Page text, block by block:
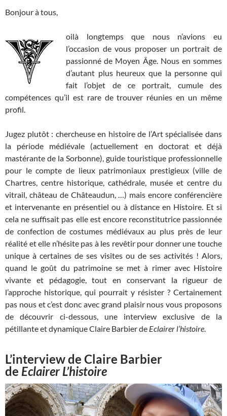
Bonjour à tous,
oilà longtemps que nous n’avions eu
l’occasion de vous proposer un portrait de
passionné de Moyen Âge. Nous en sommes
d’autant plus heureux que la personne qui
fait l’objet de ce portrait, cumule des
compétences qu’il est rare de trouver réunies en un même
profil.
Jugez plutôt : chercheuse en histoire de l’Art spécialisée dans
la période médiévale (actuellement en doctorat et déjà
mastérante de la Sorbonne), guide touristique professionnelle
pour le compte de lieux patrimoniaux prestigieux (ville de
Chartres, centre historique, cathédrale, musée et centre du
vitrail, château de Châteaudun, …) mais encore conférencière
et intervenante en présentiel ou à distance en Histoire. Et si
cela ne suffisait pas elle est encore reconstitutrice passionnée
de confection de costumes médiévaux au plus près de leur
réalité et elle n’hésite pas à les revêtir pour donner une touche
unique à certaines de ses visites ou de ses activités ! Alors,
quand le goût du patrimoine se met à rimer avec Histoire
vivante et pédagogie, tout en conservant la rigueur de
l’approche historique, qui pourrait y résister ? Certainement
pas nous et c’est donc avec grand plaisir nous vous proposons
de découvrir ci-dessous, une interview exclusive de la
pétillante et dynamique Claire Barbier de Eclairer l’histoire.
L’interview de Claire Barbier
de Eclairer L’histoire